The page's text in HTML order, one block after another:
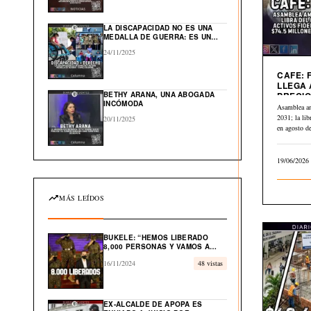
LA DISCAPACIDAD NO ES UNA
MEDALLA DE GUERRA: ES UN
24/11/2025
BETHY ARANA, UNA ABOGADA
INCÓMODA
20/11/2025
MÁS LEÍDOS
BUKELE: “HEMOS LIBERADO
8,000 PERSONAS Y VAMOS A
INOCENTES”
16/11/2024 48 vistas
EX-ALCALDE DE APOPA ES
CAFE:
LLEGA
A $2.84
Asamblea
2031; la
en agosto
19/06/2026